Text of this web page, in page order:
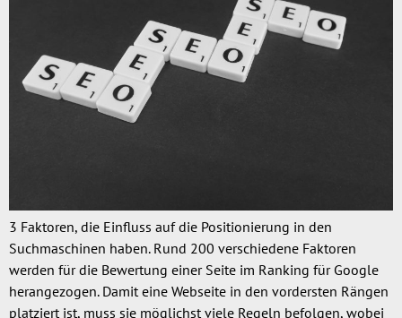
3 Faktoren, die Einfluss auf die Positionierung in den
Suchmaschinen haben. Rund 200 verschiedene Faktoren
werden für die Bewertung einer Seite im Ranking für Google
herangezogen. Damit eine Webseite in den vordersten Rängen
platziert ist, muss sie möglichst viele Regeln befolgen, wobei